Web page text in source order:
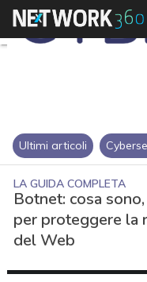
Ultimi articoli
LA GUIDA COMPLETA
Botnet: cosa
per proteggere la
del Web